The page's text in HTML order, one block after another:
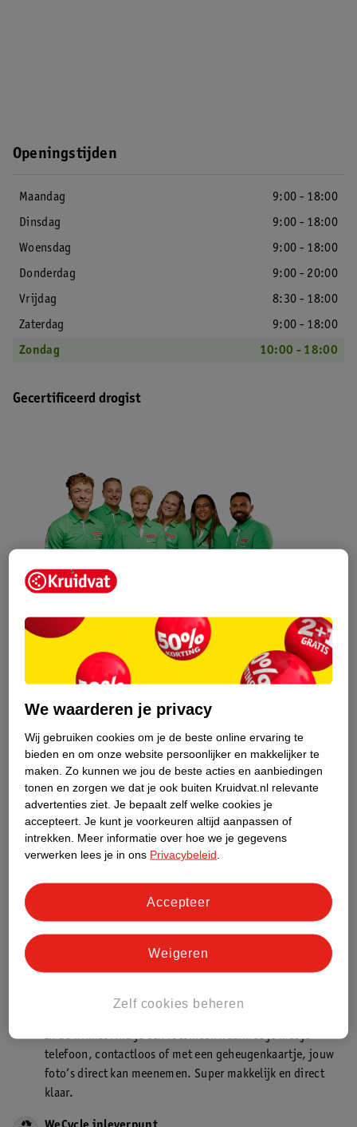
Openingstijden
Maandag
9:00 - 18:00
Dinsdag
9:00 - 18:00
Woensdag
9:00 - 18:00
Donderdag
9:00 - 20:00
Vrijdag
8:30 - 18:00
Zaterdag
9:00 - 18:00
Zondag
10:00 - 18:00
Gecertificeerd drogist
Kruidvat is een erkend specialist in
zelfzorg, ook online. Wat je
gezondheidsvraag ook is, stel hem aan
Stel je gezondheidsvraag
Ook in deze winkel
Kruidvat.nl ophaalpunt
Laat je bestelling snel en gemakkelijk bezorgen in de
Kruidvat is een gecertificeerd drogist. Dit betekent dat je
In de winkel vind je een fotokiosk waarmee je met je
telefoon, contactloos of met een geheugenkaartje, jouw
foto’s direct kan meenemen. Super makkelijk en direct
klaar.
We waarderen je privacy
Wij gebruiken cookies om je de beste online ervaring te
bieden en om onze website persoonlijker en makkelijker te
maken. Zo kunnen we jou de beste acties en aanbiedingen
tonen en zorgen we dat je ook buiten Kruidvat.nl relevante
advertenties ziet. Je bepaalt zelf welke cookies je
accepteert. Je kunt je voorkeuren altijd aanpassen of
intrekken.
Meer informatie over hoe we je gegevens
verwerken lees je in ons Privacybeleid
Zelf cookies beheren
Weigeren
Accepteer